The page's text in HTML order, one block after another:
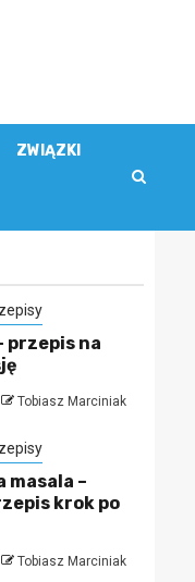
ZWIĄZKI
przepis na
Tobiasz Marciniak
masala –
krok po
Tobiasz Marciniak